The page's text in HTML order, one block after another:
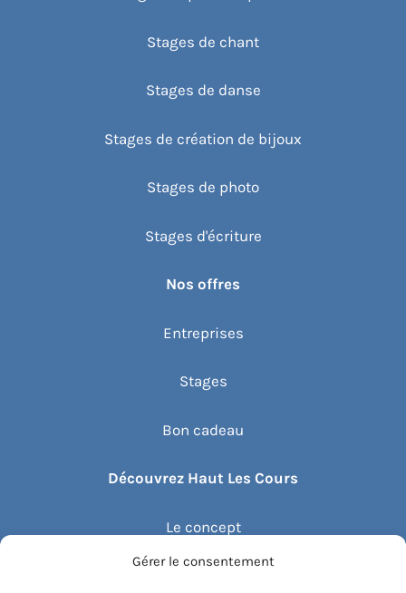
Gérer le consentement
Stages de chant
Stages de danse
Stages de création de bijoux
Stages de photo
Stages d'écriture
Nos offres
Entreprises
Stages
Bon cadeau
Découvrez Haut Les Cours
Le concept